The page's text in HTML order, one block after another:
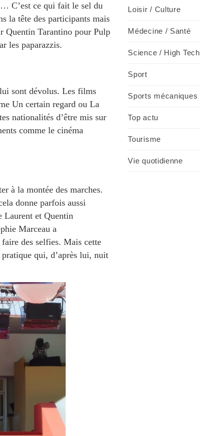
C’est ce qui fait le sel du
la tête des participants mais
Quentin Tarantino pour Pulp
les paparazzis.
sont dévolus. Les films
Un certain regard ou La
nationalités d’être mis sur
comme le cinéma
à la montée des marches.
donne parfois aussi
Laurent et Quentin
Marceau a
des selfies. Mais cette
qui, d’après lui, nuit
Loisir / Culture
Médecine / Santé
Science / High Tech
Sport
Sports mécaniques
Top actu
Tourisme
Vie quotidienne